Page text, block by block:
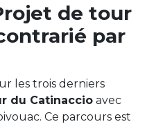
de tour
par
les trois derniers
du Catinaccio avec
Ce parcours est